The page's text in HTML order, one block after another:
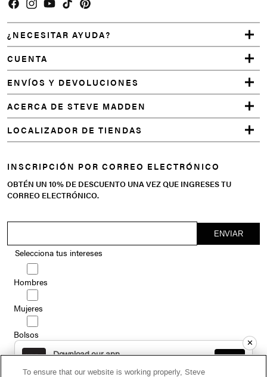
¿NECESITAR AYUDA?
CUENTA
ENVÍOS Y DEVOLUCIONES
ACERCA DE STEVE MADDEN
LOCALIZADOR DE TIENDAS
INSCRIPCIÓN POR CORREO ELECTRÓNICO
OBTÉN UN 10% DE DESCUENTO UNA VEZ QUE INGRESES TU
CORREO ELECTRÓNICO.
Selecciona tus intereses
Hombres
Mujeres
Bolsos
Download our app
✕
To ensure that our website is working properly, Steve